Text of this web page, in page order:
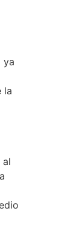
ya
la
al